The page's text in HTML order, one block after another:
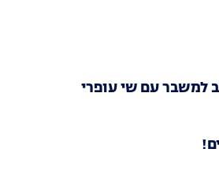
למשבר עם שי עופרי